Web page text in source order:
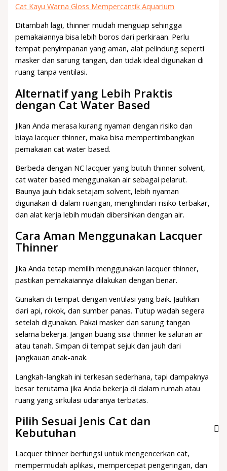
Cat Kayu Warna Gloss Mempercantik Aquarium
Ditambah lagi, thinner mudah menguap sehingga
pemakaiannya bisa lebih boros dari perkiraan. Perlu
tempat penyimpanan yang aman, alat pelindung seperti
masker dan sarung tangan, dan tidak ideal digunakan di
ruang tanpa ventilasi.
Alternatif yang Lebih Praktis
dengan Cat Water Based
Jikan Anda merasa kurang nyaman dengan risiko dan
biaya lacquer thinner, maka bisa mempertimbangkan
pemakaian cat water based.
Berbeda dengan NC lacquer yang butuh thinner solvent,
cat water based menggunakan air sebagai pelarut.
Baunya jauh tidak setajam solvent, lebih nyaman
digunakan di dalam ruangan, menghindari risiko terbakar,
dan alat kerja lebih mudah dibersihkan dengan air.
Cara Aman Menggunakan Lacquer
Thinner
Jika Anda tetap memilih menggunakan lacquer thinner,
pastikan pemakaiannya dilakukan dengan benar.
Gunakan di tempat dengan ventilasi yang baik. Jauhkan
dari api, rokok, dan sumber panas. Tutup wadah segera
setelah digunakan. Pakai masker dan sarung tangan
selama bekerja. Jangan buang sisa thinner ke saluran air
atau tanah. Simpan di tempat sejuk dan jauh dari
jangkauan anak-anak.
Langkah-langkah ini terkesan sederhana, tapi dampaknya
besar terutama jika Anda bekerja di dalam rumah atau
ruang yang sirkulasi udaranya terbatas.
Pilih Sesuai Jenis Cat dan
Kebutuhan
Lacquer thinner berfungsi untuk mengencerkan cat,
mempermudah aplikasi, mempercepat pengeringan, dan